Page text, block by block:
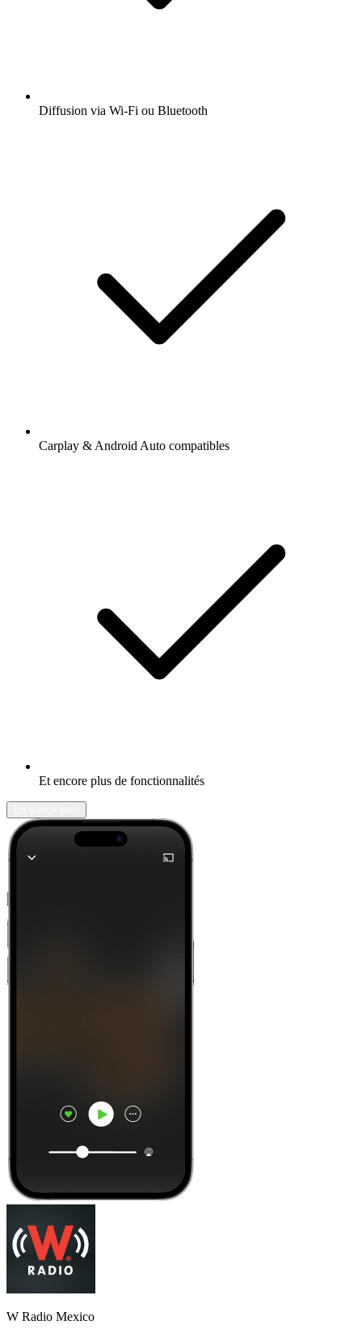
Diffusion via Wi-Fi ou Bluetooth
Carplay & Android Auto compatibles
Et encore plus de fonctionnalités
W Radio Mexico